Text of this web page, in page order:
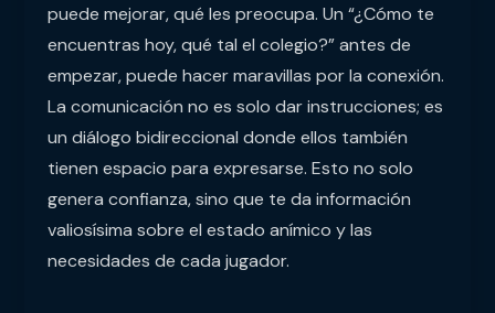
puede mejorar, qué les preocupa. Un “¿Cómo te
encuentras hoy, qué tal el colegio?” antes de
empezar, puede hacer maravillas por la conexión.
La comunicación no es solo dar instrucciones; es
un diálogo bidireccional donde ellos también
tienen espacio para expresarse. Esto no solo
genera confianza, sino que te da información
valiosísima sobre el estado anímico y las
necesidades de cada jugador.